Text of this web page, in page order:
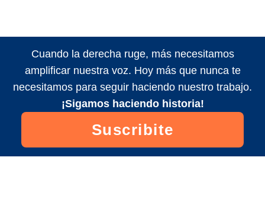
Cuando la derecha ruge, más necesitamos
amplificar nuestra voz. Hoy más que nunca te
necesitamos para seguir haciendo nuestro trabajo.
¡Sigamos haciendo historia!
Suscribite